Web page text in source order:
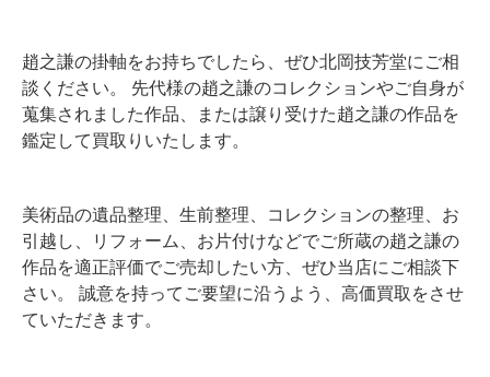
趙之謙の掛軸をお持ちでしたら、ぜひ北岡技芳堂にご相
談ください。 先代様の趙之謙のコレクションやご自身が
蒐集されました作品、または譲り受けた趙之謙の作品を
鑑定して買取りいたします。
美術品の遺品整理、生前整理、コレクションの整理、お
引越し、リフォーム、お片付けなどでご所蔵の趙之謙の
作品を適正評価でご売却したい方、ぜひ当店にご相談下
さい。 誠意を持ってご要望に沿うよう、高価買取をさせ
ていただきます。